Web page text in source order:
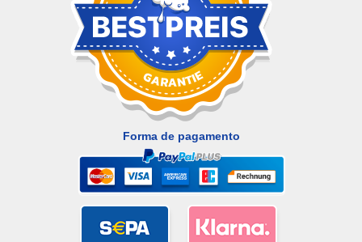
Forma de pagamento